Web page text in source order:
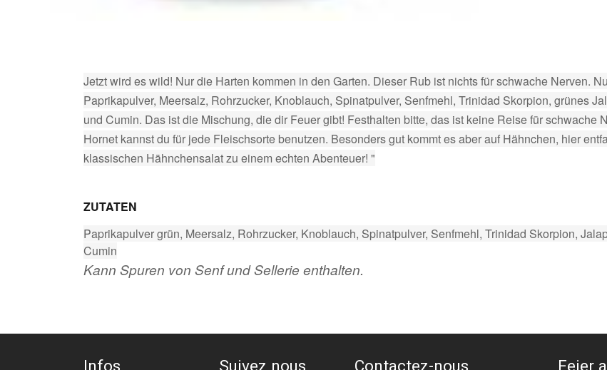
Jetzt wird es wild! Nur die Harten kommen in den Garten. Dieser Rub ist nichts für schwache Nerven.
Paprikapulver, Meersalz, Rohrzucker, Knoblauch, Spinatpulver, Senfmehl, Trinidad Skorpion, grünes
und Cumin. Das ist die Mischung, die dir Feuer gibt! Festhalten bitte, das ist keine Reise für schwache
Hornet kannst du für jede Fleischsorte benutzen. Besonders gut kommt es aber auf Hähnchen, hier
klassischen Hähnchensalat zu einem echten Abenteuer! "
ZUTATEN
Paprikapulver grün, Meersalz, Rohrzucker, Knoblauch, Spinatpulver, Senfmehl, Trinidad Skorpion,
Cumin
Kann Spuren von Senf und Sellerie enthalten.
Infos Suivez nous Contactez-nous Feier